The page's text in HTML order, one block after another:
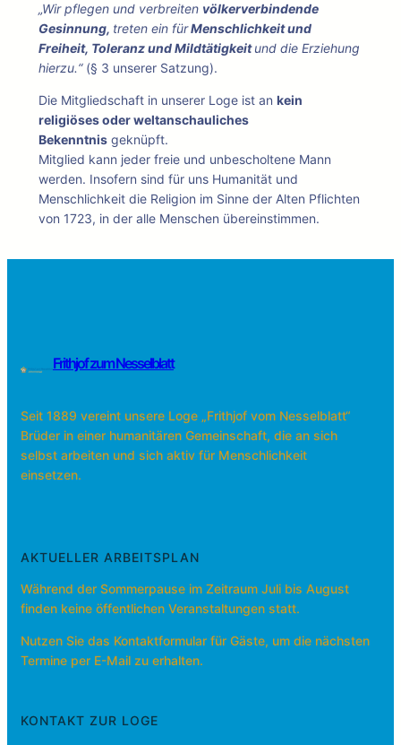
„Wir pflegen und verbreiten völkerverbindende
Gesinnung, treten ein fürMenschlichkeit und
Freiheit, Toleranz und Mildtätigkeitund die Erziehung
hierzu.“(§ 3 unserer Satzung).
Die Mitgliedschaft in unserer Loge ist an kein
religiöses oder weltanschauliches
Bekenntnis geknüpft.
Mitglied kann jeder freie und unbescholtene Mann
werden. Insofern sind für uns Humanität und
Menschlichkeit die Religion im Sinne der Alten Pflichten
von 1723, in der alle Menschen übereinstimmen.
Frithjof zum Nesselblatt
Seit 1889 vereint unsere Loge „Frithjof vom Nesselblatt“
Brüder in einer humanitären Gemeinschaft, die an sich
selbst arbeiten und sich aktiv für Menschlichkeit
einsetzen.
AKTUELLER ARBEITSPLAN
Während der Sommerpause im Zeitraum Juli bis August
finden keine öffentlichen Veranstaltungen statt.
Nutzen Sie das Kontaktformular für Gäste, um die nächsten
Termine per E-Mail zu erhalten.
KONTAKT ZUR LOGE